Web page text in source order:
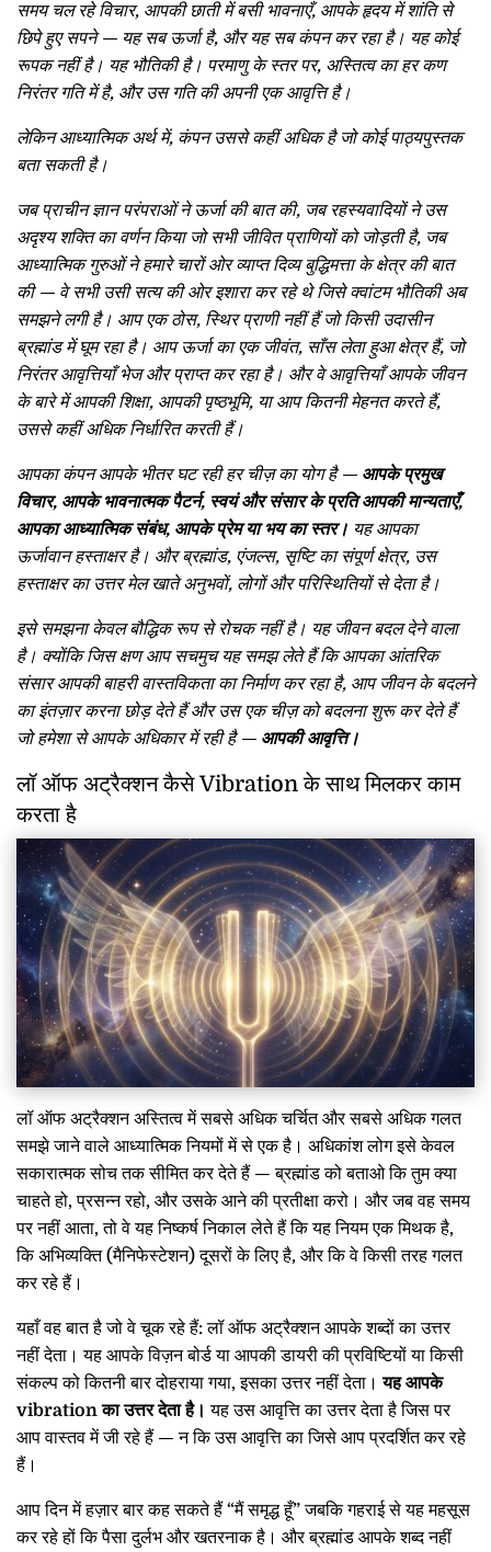
समय चल रहे विचार, आपकी छाती में बसी भावनाएँ, आपके हृदय में शांति से
छिपे हुए सपने — यह सब ऊर्जा है, और यह सब कंपन कर रहा है। यह कोई
रूपक नहीं है। यह भौतिकी है। परमाणु के स्तर पर, अस्तित्व का हर कण
निरंतर गति में है, और उस गति की अपनी एक आवृत्ति है।
लेकिन आध्यात्मिक अर्थ में, कंपन उससे कहीं अधिक है जो कोई पाठ्यपुस्तक
बता सकती है।
जब प्राचीन ज्ञान परंपराओं ने ऊर्जा की बात की, जब रहस्यवादियों ने उस
अदृश्य शक्ति का वर्णन किया जो सभी जीवित प्राणियों को जोड़ती है, जब
आध्यात्मिक गुरुओं ने हमारे चारों ओर व्याप्त दिव्य बुद्धिमत्ता के क्षेत्र की बात
की — वे सभी उसी सत्य की ओर इशारा कर रहे थे जिसे क्वांटम भौतिकी अब
समझने लगी है। आप एक ठोस, स्थिर प्राणी नहीं हैं जो किसी उदासीन
ब्रह्मांड में घूम रहा है। आप ऊर्जा का एक जीवंत, साँस लेता हुआ क्षेत्र हैं, जो
निरंतर आवृत्तियाँ भेज और प्राप्त कर रहा है। और वे आवृत्तियाँ आपके जीवन
के बारे में आपकी शिक्षा, आपकी पृष्ठभूमि, या आप कितनी मेहनत करते हैं,
उससे कहीं अधिक निर्धारित करती हैं।
आपका कंपन आपके भीतर घट रही हर चीज़ का योग है — आपके प्रमुख
विचार, आपके भावनात्मक पैटर्न, स्वयं और संसार के प्रति आपकी मान्यताएँ,
आपका आध्यात्मिक संबंध, आपके प्रेम या भय का स्तर। यह आपका
ऊर्जावान हस्ताक्षर है। और ब्रह्मांड, एंजल्स, सृष्टि का संपूर्ण क्षेत्र, उस
हस्ताक्षर का उत्तर मेल खाते अनुभवों, लोगों और परिस्थितियों से देता है।
इसे समझना केवल बौद्धिक रूप से रोचक नहीं है। यह जीवन बदल देने वाला
है। क्योंकि जिस क्षण आप सचमुच यह समझ लेते हैं कि आपका आंतरिक
संसार आपकी बाहरी वास्तविकता का निर्माण कर रहा है, आप जीवन के बदलने
का इंतज़ार करना छोड़ देते हैं और उस एक चीज़ को बदलना शुरू कर देते हैं
जो हमेशा से आपके अधिकार में रही है — आपकी आवृत्ति।
लॉ ऑफ अट्रैक्शन कैसे Vibration के साथ मिलकर काम
करता है
लॉ ऑफ अट्रैक्शन अस्तित्व में सबसे अधिक चर्चित और सबसे अधिक गलत
समझे जाने वाले आध्यात्मिक नियमों में से एक है। अधिकांश लोग इसे केवल
सकारात्मक सोच तक सीमित कर देते हैं — ब्रह्मांड को बताओ कि तुम क्या
चाहते हो, प्रसन्न रहो, और उसके आने की प्रतीक्षा करो। और जब वह समय
पर नहीं आता, तो वे यह निष्कर्ष निकाल लेते हैं कि यह नियम एक मिथक है,
कि अभिव्यक्ति (मैनिफेस्टेशन) दूसरों के लिए है, और कि वे किसी तरह गलत
कर रहे हैं।
यहाँ वह बात है जो वे चूक रहे हैं: लॉ ऑफ अट्रैक्शन आपके शब्दों का उत्तर
नहीं देता। यह आपके विज़न बोर्ड या आपकी डायरी की प्रविष्टियों या किसी
संकल्प को कितनी बार दोहराया गया, इसका उत्तर नहीं देता।यह आपके
vibration का उत्तर देता है। यह उस आवृत्ति का उत्तर देता है जिस पर
आप वास्तव में जी रहे हैं — न कि उस आवृत्ति का जिसे आप प्रदर्शित कर रहे
हैं।
आप दिन में हज़ार बार कह सकते हैं “मैं समृद्ध हूँ” जबकि गहराई से यह महसूस
कर रहे हों कि पैसा दुर्लभ और खतरनाक है। और ब्रह्मांड आपके शब्द नहीं